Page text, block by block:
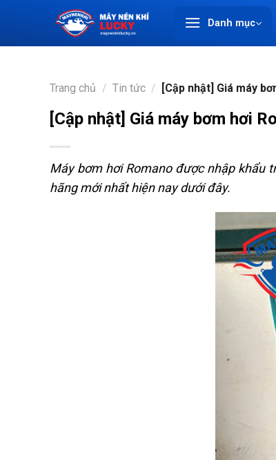
Danh mục
Trang chủ / Tin tức / [Cập nhật] Giá máy
[Cập nhật] Giá máy bơm hơi
Máy bơm hơi Romano được nhập khẩu
hãng mới nhất hiện nay dưới đây.